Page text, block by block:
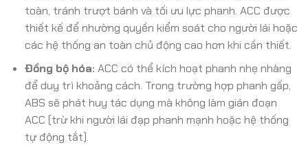
toàn, tránh trượt bánh và tối ưu lực phanh. ACC được
thiết kế để nhường quyền kiểm soát cho người lái hoặc
các hệ thống an toàn chủ động cao hơn khi cần thiết.
Đồng bộ hóa: ACC có thể kích hoạt phanh nhẹ nhàng
để duy trì khoảng cách. Trong trường hợp phanh gấp,
ABS sẽ phát huy tác dụng mà không làm gián đoạn
ACC (trừ khi người lái đạp phanh mạnh hoặc hệ thống
tự động tắt).